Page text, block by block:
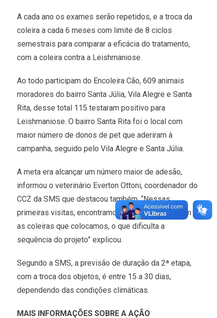
A cada ano os exames serão repetidos, e a troca da
coleira a cada 6 meses com limite de 8 ciclos
semestrais para comparar a eficácia do tratamento,
com a coleira contra a Leishmaniose.
Ao todo participam do Encoleira Cão, 609 animais
moradores do bairro Santa Júlia, Vila Alegre e Santa
Rita, desse total 115 testaram positivo para
Leishmaniose. O bairro Santa Rita foi o local com
maior número de donos de pet que aderiram à
campanha, seguido pelo Vila Alegre e Santa Júlia.
A meta era alcançar um número maior de adesão,
informou o veterinário Everton Ottoni, coordenador do
CCZ da SMS que destacou também, “Nessas
primeiras visitas, encontramos muitos animais sem
as coleiras que colocamos, o que dificulta a
sequência do projeto” explicou.
Segundo a SMS, a previsão de duração da 2ª etapa,
com a troca dos objetos, é entre 15 a 30 dias,
dependendo das condições climáticas.
MAIS INFORMAÇÕES SOBRE A AÇÃO